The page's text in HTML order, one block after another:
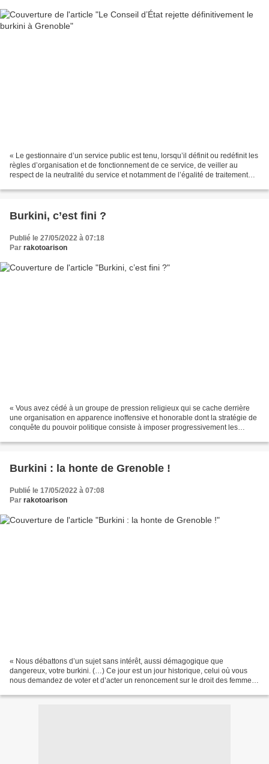
« Le gestionnaire d’un service public est tenu, lorsqu’il définit ou redéfinit les
règles d’organisation et de fonctionnement de ce service, de veiller au
respect de la neutralité du service et notamment de l’égalité de traitement
Burkini, c’est fini ?
Publié le 27/05/2022 à 07:18
Par rakotoarison
« Vous avez cédé à un groupe de pression religieux qui se cache derrière
une organisation en apparence inoffensive et honorable dont la stratégie de
conquête du pouvoir politique consiste à imposer progressivement les
Burkini : la honte de Grenoble !
Publié le 17/05/2022 à 07:08
Par rakotoarison
« Nous débattons d’un sujet sans intérêt, aussi démagogique que
dangereux, votre burkini. (…) Ce jour est un jour historique, celui où vous
nous demandez de voter et d’acter un renoncement sur le droit des femmes.